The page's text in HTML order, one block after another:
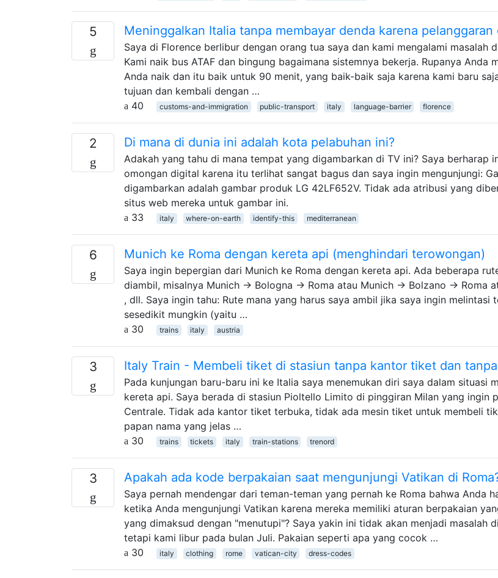
5 Meninggalkan Italia tanpa membayar denda karena pelanggaran
Saya di Florence berlibur dengan orang tua saya dan kami mengalami masalah
Kami naik bus ATAF dan bingung bagaimana sistemnya bekerja. Rupanya Anda
Anda naik dan itu baik untuk 90 menit, yang baik-baik saja karena kami baru
tujuan dan kembali dengan …
40
customs-and-immigration public-transport italy language-barrier florence
2 Di mana di dunia ini adalah kota pelabuhan ini?
Adakah yang tahu di mana tempat yang digambarkan di TV ini? Saya berharap
omongan digital karena itu terlihat sangat bagus dan saya ingin mengunjungi:
digambarkan adalah gambar produk LG 42LF652V. Tidak ada atribusi yang
situs web mereka untuk gambar ini.
33
italy where-on-earth identify-this mediterranean
6 Munich ke Roma dengan kereta api (menghindari terowongan)
Saya ingin bepergian dari Munich ke Roma dengan kereta api. Ada beberapa
diambil, misalnya Munich → Bologna → Roma atau Munich → Bolzano → Roma
, dll. Saya ingin tahu: Rute mana yang harus saya ambil jika saya ingin melintasi
sesedikit mungkin (yaitu …
30
trains italy austria
3 Italy Train - Membeli tiket di stasiun tanpa kantor tiket dan
Pada kunjungan baru-baru ini ke Italia saya menemukan diri saya dalam situasi
kereta api. Saya berada di stasiun Pioltello Limito di pinggiran Milan yang ingin
Centrale. Tidak ada kantor tiket terbuka, tidak ada mesin tiket untuk membeli
papan nama yang jelas …
30
trains tickets italy train-stations trenord
3 Apakah ada kode berpakaian saat mengunjungi Vatikan di
Saya pernah mendengar dari teman-teman yang pernah ke Roma bahwa Anda
ketika Anda mengunjungi Vatikan karena mereka memiliki aturan berpakaian
yang dimaksud dengan "menutupi"? Saya yakin ini tidak akan menjadi masalah
tetapi kami libur pada bulan Juli. Pakaian seperti apa yang cocok …
30
italy clothing rome vatican-city dress-codes